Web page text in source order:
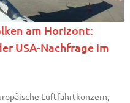
am Horizont:
USA-Nachfrage im
Luftfahrtkonzern,